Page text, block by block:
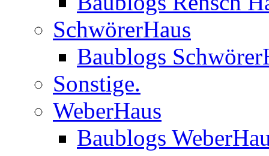
SchwörerHaus
Baublogs
Sonstige.
WeberHaus
Baublogs